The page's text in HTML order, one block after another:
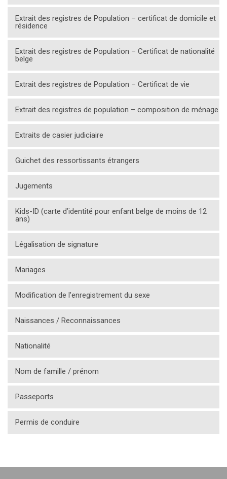
Extrait des registres de Population – certificat de domicile et
résidence
Extrait des registres de Population – Certificat de nationalité
belge
Extrait des registres de Population – Certificat de vie
Extrait des registres de population – composition de ménage
Extraits de casier judiciaire
Guichet des ressortissants étrangers
Jugements
Kids-ID (carte d’identité pour enfant belge de moins de 12
ans)
Légalisation de signature
Mariages
Modification de l’enregistrement du sexe
Naissances / Reconnaissances
Nationalité
Nom de famille / prénom
Passeports
Permis de conduire